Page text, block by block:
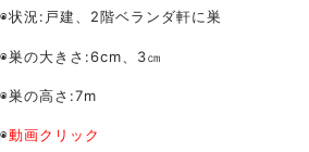
◉状況:戸建、2階ベランダ軒に巣
◉巣の大きさ:6cm、3㎝
◉巣の高さ:7m
◉動画クリック